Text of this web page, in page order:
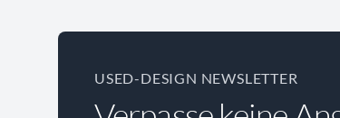
USED-DESIGN NEWSLETTER